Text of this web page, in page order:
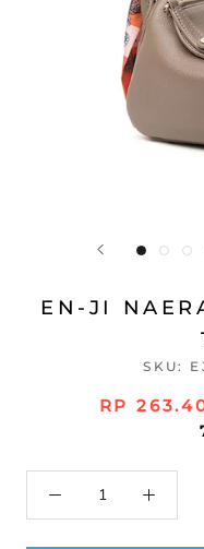
EN-JI
SKU:
RP